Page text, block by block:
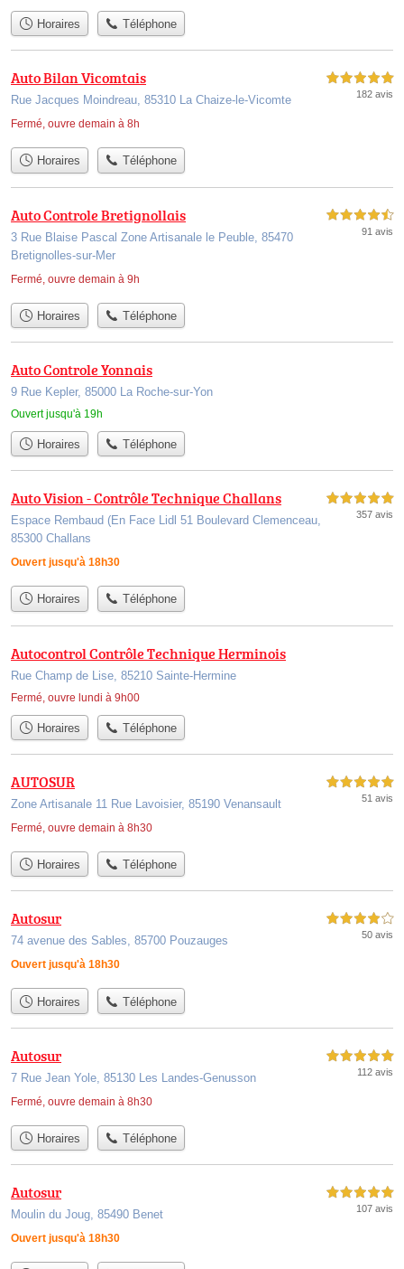
Horaires Téléphone
Auto Bilan Vicomtais
Rue Jacques Moindreau, 85310 La Chaize-le-Vicomte
Fermé, ouvre demain à 8h
5,0 étoiles sur 5
182 avis
Horaires Téléphone
Auto Controle Bretignollais
3 Rue Blaise Pascal Zone Artisanale le Peuble, 85470
Bretignolles-sur-Mer
Fermé, ouvre demain à 9h
4,5 étoiles sur 5
91 avis
Horaires Téléphone
Auto Controle Yonnais
9 Rue Kepler, 85000 La Roche-sur-Yon
Ouvert jusqu'à 19h
Horaires Téléphone
Auto Vision - Contrôle Technique Challans
Espace Rembaud (En Face Lidl 51 Boulevard Clemenceau,
85300 Challans
Ouvert jusqu'à 18h30
5,0 étoiles sur 5
357 avis
Horaires Téléphone
Autocontrol Contrôle Technique Herminois
Rue Champ de Lise, 85210 Sainte-Hermine
Fermé, ouvre lundi à 9h00
Horaires Téléphone
AUTOSUR
Zone Artisanale 11 Rue Lavoisier, 85190 Venansault
Fermé, ouvre demain à 8h30
5,0 étoiles sur 5
51 avis
Horaires Téléphone
Autosur
74 avenue des Sables, 85700 Pouzauges
Ouvert jusqu'à 18h30
4,0 étoiles sur 5
50 avis
Horaires Téléphone
Autosur
7 Rue Jean Yole, 85130 Les Landes-Genusson
Fermé, ouvre demain à 8h30
5,0 étoiles sur 5
112 avis
Horaires Téléphone
Autosur
Moulin du Joug, 85490 Benet
Ouvert jusqu'à 18h30
5,0 étoiles sur 5
107 avis